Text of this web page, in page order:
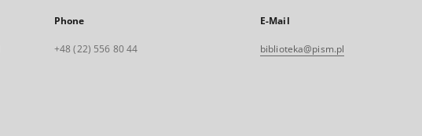
Phone
+48 (22) 556 80 44
E-Mail
biblioteka@pism.pl